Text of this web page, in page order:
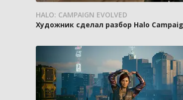
HALO: CAMPAIGN EVOLVED
Художник сделал разбор Halo